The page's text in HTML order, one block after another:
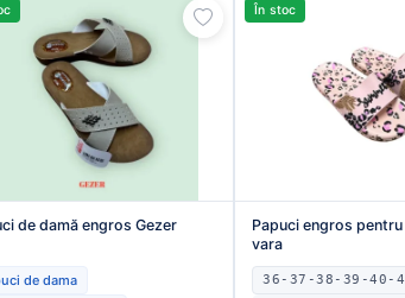
de damă engros Gezer
de dama
În stoc
Papuci engros
vara
36-37-38-39-40-